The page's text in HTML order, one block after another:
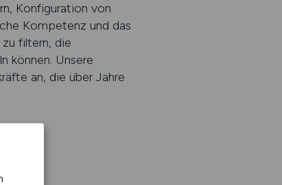
Konfiguration von
Kompetenz und das
filtern, die
können. Unsere
an, die über Jahre